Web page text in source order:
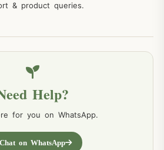
& product queries.
Help?
for you on WhatsApp.
Chat on WhatsApp